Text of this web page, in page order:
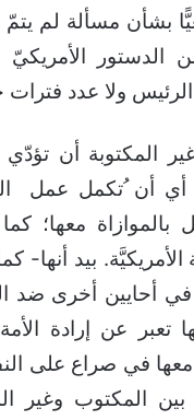
بشأن مسألة لم
من الدستور
الرئيس ولا عدد
المكتوبة أن تؤدّي
أي أن ُتكمل عمل
بالموازاة معها؛
الأمريكيَّة. بيد أنها-
أحايين أخرى ضد
تعبر عن إرادة
معها في صراع على
بين المكتوب وغير